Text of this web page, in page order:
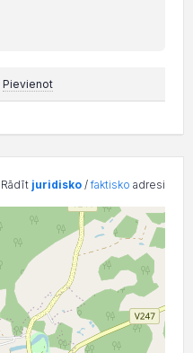
Pievienot
Rādīt juridisko /faktisko adresi